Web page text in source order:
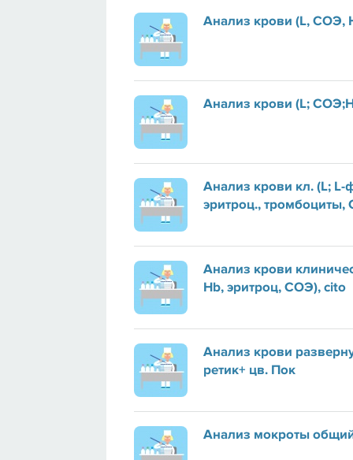
Анализ крови (L, СОЭ,
Анализ крови (L;
Анализ крови кл. (L;
эритроц., тромбоциты,
Анализ крови
Hb, эритроц, СОЭ), cito
Анализ крови
ретик+ цв. Пок
Анализ мокроты